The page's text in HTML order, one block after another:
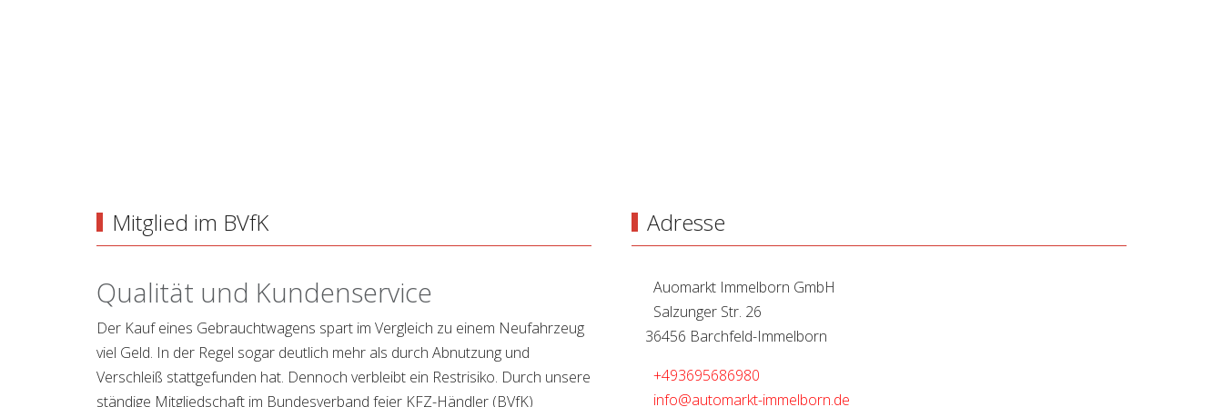
Mitglied im BVfK
Qualität und Kundenservice
Der Kauf eines Gebrauchtwagens spart im Vergleich zu einem Neufahrzeug
viel Geld. In der Regel sogar deutlich mehr als durch Abnutzung und
Verschleiß stattgefunden hat. Dennoch verbleibt ein Restrisiko. Durch unsere
ständige Mitgliedschaft im Bundesverband feier KFZ-Händler (BVfK)
Adresse
Auomarkt Immelborn GmbH
Salzunger Str. 26
36456 Barchfeld-Immelborn
+493695686980
info@automarkt-immelborn.de